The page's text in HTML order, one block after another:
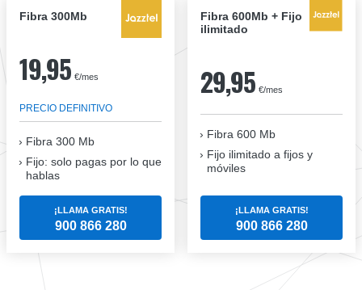
Fibra 300Mb
19,95 €/mes
PRECIO DEFINITIVO
Fibra 300 Mb
Fijo: solo pagas por lo que
hablas
¡LLAMA GRATIS!
900 866 280
Fibra 600Mb + Fijo
ilimitado
29,95 €/mes
Fibra 600 Mb
Fijo ilimitado a fijos y
móviles
¡LLAMA GRATIS!
900 866 280